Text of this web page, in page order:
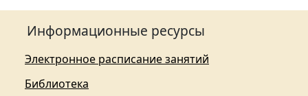
Информационные ресурсы
Электронное расписание занятий
Библиотека